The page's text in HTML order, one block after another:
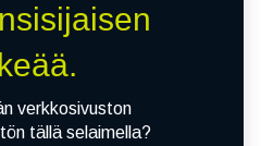
työmatkoihin,
eikä ajokilometrejä
ja ajo-olosuhteetkin ovat
sinulle paras
jos hinnalla on sinulle
sen suurempia
verkkosivuston
tällä selaimella?